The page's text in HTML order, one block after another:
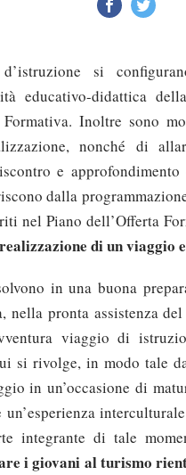
si
educativo-didattica
Inoltre sono
nonché di
e
dalla
nel Piano dell’Offerta
realizzazione di un viaggio
in una buona
nella pronta assistenza
viaggio di
si rivolge, in modo tale
in un’occasione di
integrante di tale
i giovani al turismo